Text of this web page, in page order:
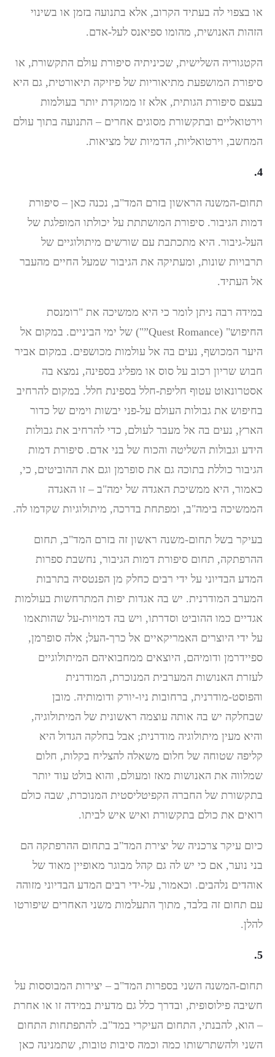
או בצפוי לה בעתיד הקרוב, אלא בתנועה בזמן או בשינוי
הזהות האנושית, מהומו ספיאנס לעל-אדם.
הקטגוריה השלישית, שכיניתיה סיפורת עולם התקשורת, או
סיפורת המושפעת מתיאוריות של פיזיקה תיאורטית, גם היא
בעצם סיפורת הגותית, אלא זו ממוקדת יותר בעולמות
וירטואליים ובתקשורת מסוגים אחרים – התנועה בתוך עולם
המחשב, וירטואליות, הדמיות של מציאות.
4.
תחום-המשנה הראשון בזרם המד"ב, נכנה כאן – סיפורת
דמות הגיבור. סיפורת המושתתת על יכולתו המופלגת של
העל-גיבור. היא מתכתבת עם שורשים מיתולוגיים של
תרבויות שונות, ומעתיקה את הגיבור שמעל החיים מהעבר
אל העתיד.
במידה רבה ניתן לומר כי היא ממשיכה את "רומנסת
החיפוש" (Quest Romance”") של ימי הביניים. במקום אל
היער המכושף, נעים בה אל עולמות מכושפים. במקום אביר
חבוש שריון רכוב על סוס או מפליג בספינה, נמצא בה
אסטרונאוט עטוף חליפת-חלל בספינת חלל. במקום להרחיב
בחיפוש את גבולות העולם על-פני יבשות וימים של כדור
הארץ, נעים בה אל מעבר לעולם, כדי להרחיב את גבולות
הידע וגבולות השליטה והכוח של בני אדם. סיפורת דמות
הגיבור כוללת בתוכה גם את סופרמן וגם את ההוביטים, כי,
כאמור, היא ממשיכת האגדה של ימה"ב – זו האגדה
הממשיכה בימה"ב, ומפתחת בדרכה, מיתולוגיות שקדמו לה.
בעיקר בשל תחום-משנה ראשון זה בזרם המד"ב, תחום
ההרפתקה, תחום סיפורת דמות הגיבור, נחשבת ספרות
המדע הבדיוני על ידי רבים כחלק מן הפנטסיה בתרבות
המערב המודרנית. יש בה אגדות יפות המתרחשות בעולמות
אגדיים כמו ההוביט וסדרתו, ויש בה דמויות-על שהותאמו
על ידי היוצרים האמריקאיים אל כרך-העל; אלה סופרמן,
ספיידרמן ודומיהם, היוצאים ממחבואיהם המיתולוגיים
לעזרת האנושות המערבית המנוכרת, המודרנית
והפוסט-מודרנית, ברחובות ניו-יורק ודומותיה. מובן
שבחלקה יש בה אותה עוצמה ראשונית של המיתולוגיה,
והיא מעין מיתולוגיה מודרנית; אבל בחלקה הגדול היא
קליפה שטוחה של חלום משאלה להצליח בקלות, חלום
שמלווה את האנושות מאז ומעולם, והוא בולט עוד יותר
בתקשורת של החברה הקפיטליסטית המנוכרת, שבה כולם
רואים את כולם בתקשורת ואיש איש לביתו.
כיום עיקר צרכניה של יצירת המד"ב בתחום ההרפתקה הם
בני נוער, אם כי יש לה גם קהל מבוגר מאופיין מאוד של
אוהדים נלהבים. וכאמור, על-ידי רבים המדע הבדיוני מזוהה
עם תחום זה בלבד, מתוך התעלמות משני האחרים שיפורטו
להלן.
5.
תחום-המשנה השני בספרות המד"ב – יצירות המבוססות על
חשיבה פילוסופית, ובדרך כלל גם מדעית במידה זו או אחרת
– הוא, להבנתי, התחום העיקרי במד"ב. להתפתחות התחום
השני ולהשתרשותו כמה וכמה סיבות טובות, שתמנינה כאן